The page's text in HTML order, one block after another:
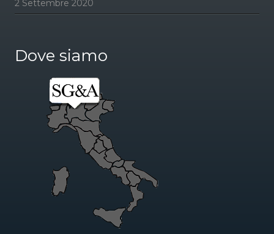
2 Settembre 2020
Dove siamo